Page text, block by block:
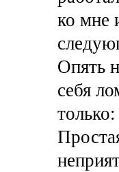
ко мне
Опять
себя